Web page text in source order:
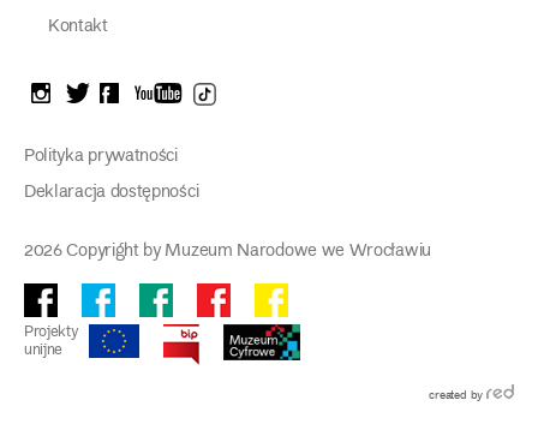
Kontakt
instagram
twitterfacebookyoutube
tiktok
2026 Copyright by Muzeum Narodowe we Wrocławiu
Polityka prywatności
Deklaracja dostępności
Facebook
Muzeum
Narodowego
facebook
Pawilonu
Czterech
Kopuł
facebook
Muzeum
Etnograficznego
Facebook
Panoramy
Racławickiej
facebook
Stowarzyszenie
Przyjaciół
Muzeum
Projekty
unijne
created by